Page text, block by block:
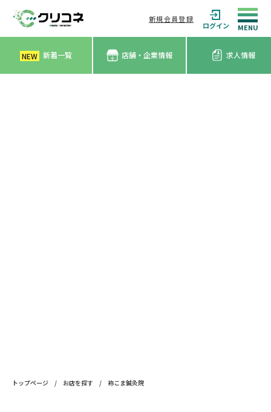
新規会員登録
ログイン
NEW 新着一覧 店舗・企業情報 求人情報
トップページ / お店を探す / 袮こま鍼灸院